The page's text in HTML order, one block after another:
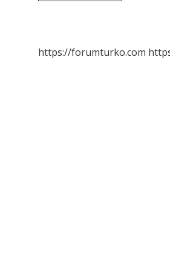
https://forumturko.com